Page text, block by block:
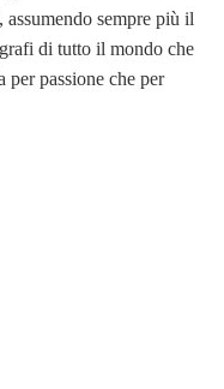
sempre più il
di tutto il mondo che
passione che per